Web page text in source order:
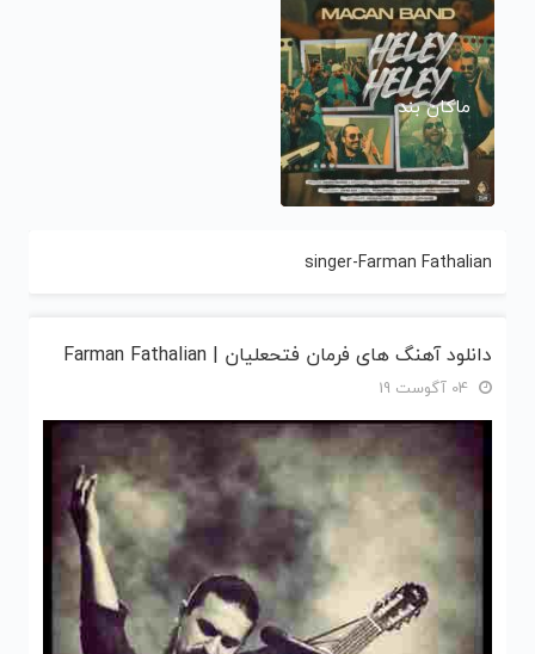
ماکان بند
singer-Farman Fathalian
دانلود آهنگ های فرمان فتحعلیان | Farman Fathalian